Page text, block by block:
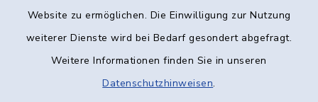
Website zu ermöglichen. Die Einwilligung zur Nutzung
weiterer Dienste wird bei Bedarf gesondert abgefragt.
Weitere Informationen finden Sie in unseren
Datenschutzhinweisen.
Elektronische Kommunikation
Sitemap